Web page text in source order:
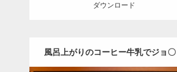
ダウンロード
風呂上がりのコーヒー牛乳でジョ〇